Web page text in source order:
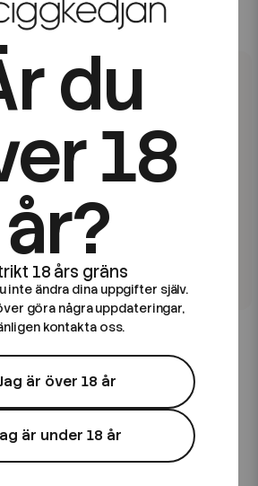
49 kr
Razz
Pod Salt
Pod Salt Nexus | Blueberry
Blackberry Lemonade |
100ml Shortfill
139 kr
du
18
år?
inte ändra dina uppgifter själv.
göra några uppdateringar,
kontakta oss.
Jag är över 18 år
är under 18 år